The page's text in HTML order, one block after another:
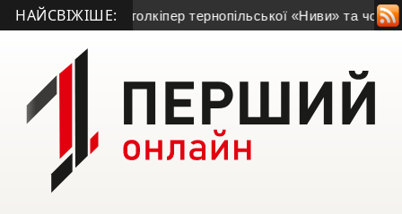
НАЙСВІЖІШЕ:
тернопільської «Ниви» та чортківського «Кристала»